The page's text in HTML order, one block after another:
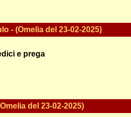
- (Omelia del 23-02-2025)
e prega
del 23-02-2025)